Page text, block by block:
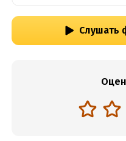
Слушать